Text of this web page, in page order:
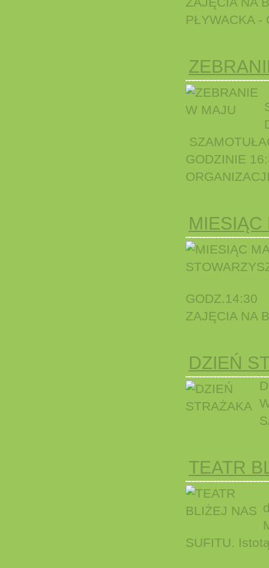
PŁYWACKA -
GODZINIE
MIESIĄC
GODZ.14:30
ZAJĘCIA
DZIEŃ
TEATR
SUFITU.